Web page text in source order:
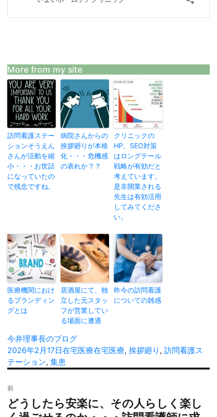
More from my site
訪問看護ステー
ションそうえん
さんが活動を縮
小・・・お世話
になっていたの
で残念ですね。
病院さんからの
挨拶廻りが本格
化・・・危機感
の表れか？？
クリニックの
HP、SEO対策
はロングテール
戦略が有効だと
考えています。
是非開業される
先生は有効活用
してみてくださ
い。
医療機関におけ
るブランディン
グとは
居酒屋にて、独
立した元スタッ
フが営業してい
る場面に遭遇
昨今の訪問看護
についての雑感
投
稿
者
今井理事長のブログ
投
稿
2026年2月17日カ
テ
ー
在宅医療タ
在宅医療, 挨拶廻り , 訪問看護ス
テーション, 集患
稿
ナ
前
過
去
どうしたら安楽に、その人らしく楽し